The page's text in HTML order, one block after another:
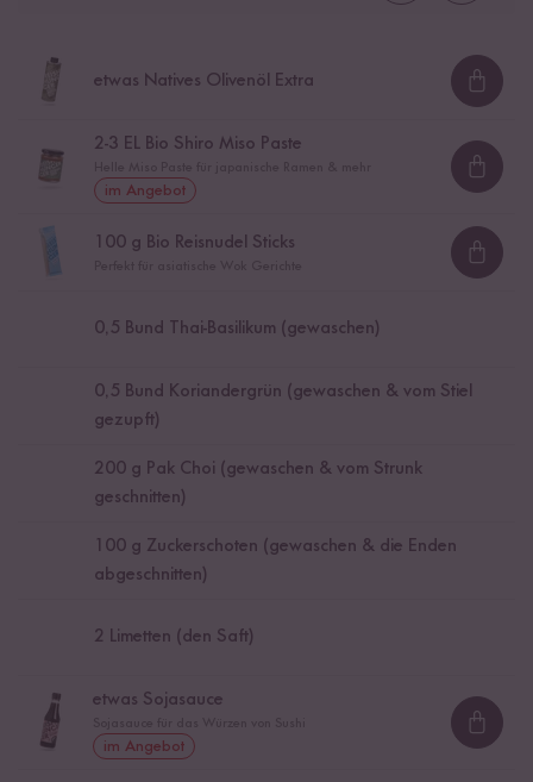
etwas Natives Olivenöl Extra
2-3 EL Bio Shiro Miso Paste
im Angebot
100 g Bio Reisnudel Sticks
0,5 Bund Thai-Basilikum (gewaschen)
0,5 Bund Koriandergrün (gewaschen & vom Stiel
gezupft)
200 g Pak Choi (gewaschen & vom Strunk
geschnitten)
100 g Zuckerschoten (gewaschen & die Enden
abgeschnitten)
2 Limetten (den Saft)
etwas Sojasauce
im Angebot